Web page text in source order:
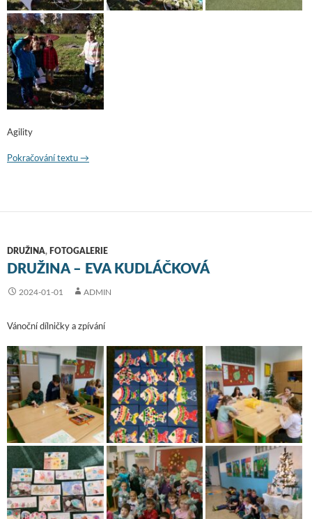
Agility
Pokračování textu Družina – Eva Novotná
→
DRUŽINA, FOTOGALERIE
DRUŽINA – EVA KUDLÁČKOVÁ
2024-01-01 ADMIN
Vánoční dílničky a zpívání